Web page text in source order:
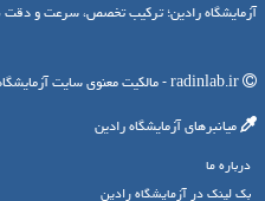
آزمایشگاه رادین؛ ترکیب تخصص، سرعت و دقت
میانبرهای آزمایشگاه رادین
درباره ما
بک لینک در آزمایشگاه رادین